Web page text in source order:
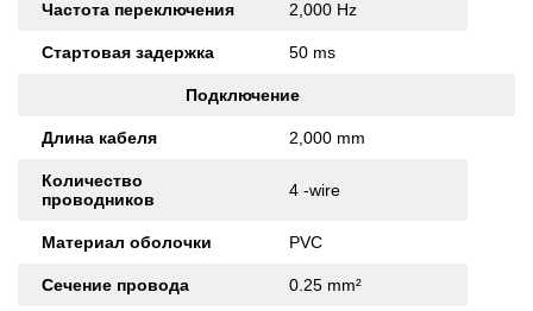
Частота переключения 2,000 Hz
Стартовая задержка 50 ms
Подключение
Длина кабеля 2,000 mm
Количество
проводников
4 -wire
Материал оболочки PVC
Сечение провода 0.25 mm²